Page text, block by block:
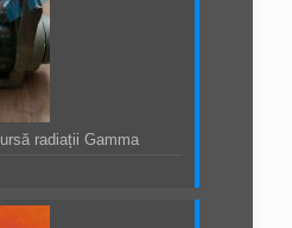
radiații Gamma